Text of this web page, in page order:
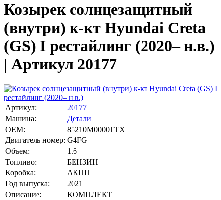
Козырек солнцезащитный
(внутри) к-кт Hyundai Creta
(GS) I рестайлинг (2020– н.в.)
| Артикул 20177
Артикул:
20177
Машина:
Детали
OEM:
85210M0000TTX
Двигатель номер: G4FG
Объем:
1.6
Топливо:
БЕНЗИН
Коробка:
АКПП
Год выпуска:
2021
Описание:
КОМПЛЕКТ